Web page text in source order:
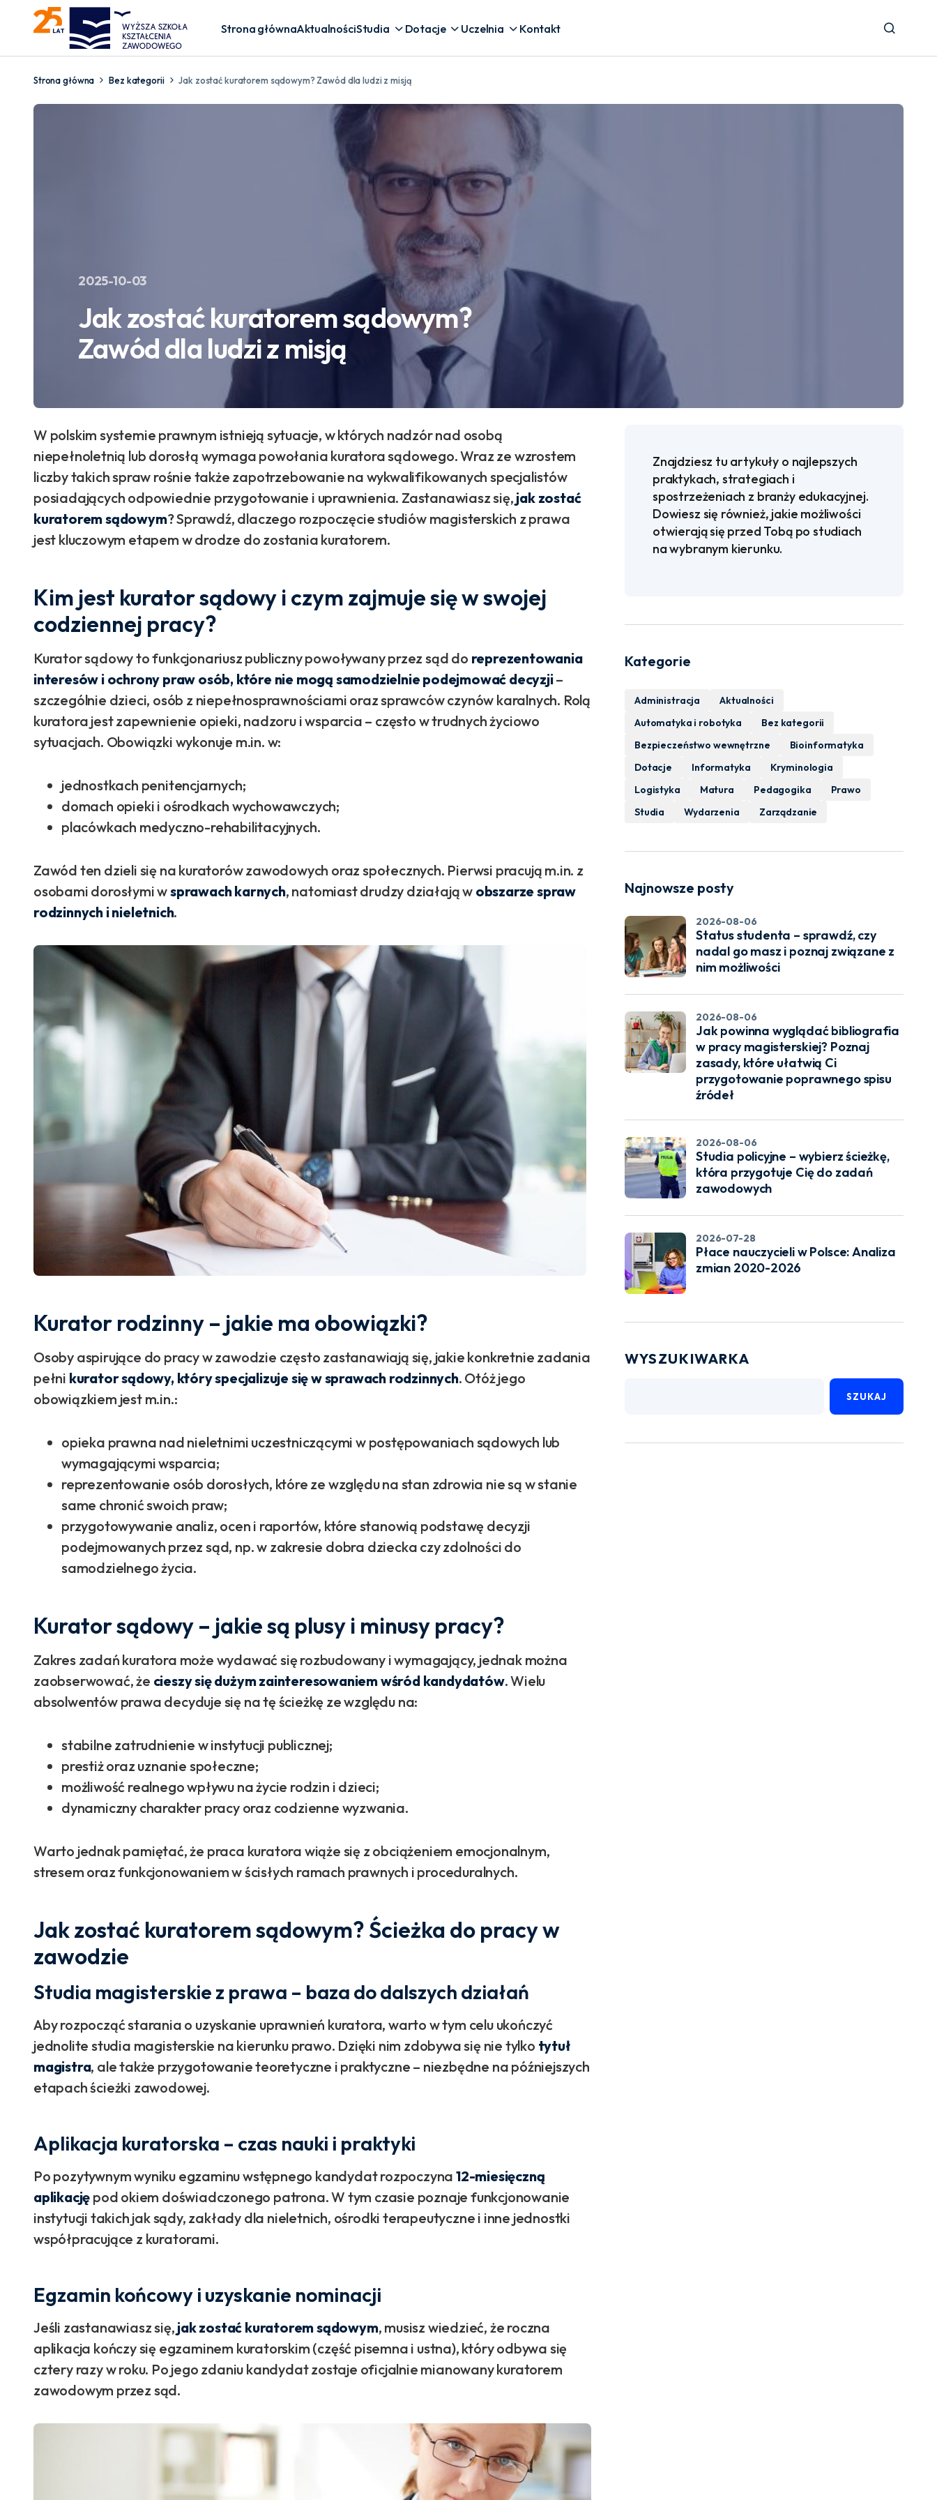
Strona głównaAktualnościStudia Dotacje Uczelnia Kontakt
Strona główna Bez kategorii Jak zostać kuratorem sądowym? Zawód dla ludzi z misją
2025-10-03
Jak zostać kuratorem sądowym?
Zawód dla ludzi z misją
W polskim systemie prawnym istnieją sytuacje, w których nadzór nad osobą
niepełnoletnią lub dorosłą wymaga powołania kuratora sądowego. Wraz ze wzrostem
liczby takich spraw rośnie także zapotrzebowanie na wykwalifikowanych specjalistów
posiadających odpowiednie przygotowanie i uprawnienia. Zastanawiasz się, jak zostać
kuratorem sądowym? Sprawdź, dlaczego rozpoczęcie studiów magisterskich z prawa
jest kluczowym etapem w drodze do zostania kuratorem.
Kim jest kurator sądowy i czym zajmuje się w swojej
codziennej pracy?
Kurator sądowy to funkcjonariusz publiczny powoływany przez sąd do reprezentowania
interesów i ochrony praw osób, które nie mogą samodzielnie podejmować decyzji–
szczególnie dzieci, osób z niepełnosprawnościami oraz sprawców czynów karalnych. Rolą
kuratora jest zapewnienie opieki, nadzoru i wsparcia – często w trudnych życiowo
sytuacjach. Obowiązki wykonuje m.in. w:
jednostkach penitencjarnych;
domach opieki i ośrodkach wychowawczych;
placówkach medyczno-rehabilitacyjnych.
Zawód ten dzieli się na kuratorów zawodowych oraz społecznych. Pierwsi pracują m.in. z
osobami dorosłymi wsprawach karnych, natomiast drudzy działają w obszarze spraw
rodzinnych i nieletnich.
Kurator rodzinny – jakie ma obowiązki?
Osoby aspirujące do pracy w zawodzie często zastanawiają się, jakie konkretnie zadania
pełni kurator sądowy, który specjalizuje się w sprawach rodzinnych. Otóż jego
obowiązkiem jest m.in.:
opieka prawna nad nieletnimi uczestniczącymi w postępowaniach sądowych lub
wymagającymi wsparcia;
reprezentowanie osób dorosłych, które ze względu na stan zdrowia nie są w stanie
same chronić swoich praw;
przygotowywanie analiz, ocen i raportów, które stanowią podstawę decyzji
podejmowanych przez sąd, np. w zakresie dobra dziecka czy zdolności do
samodzielnego życia.
Kurator sądowy – jakie są plusy i minusy pracy?
Zakres zadań kuratora może wydawać się rozbudowany i wymagający, jednak można
zaobserwować, że cieszy się dużym zainteresowaniem wśród kandydatów. Wielu
absolwentów prawa decyduje się na tę ścieżkę ze względu na:
stabilne zatrudnienie w instytucji publicznej;
prestiż oraz uznanie społeczne;
możliwość realnego wpływu na życie rodzin i dzieci;
dynamiczny charakter pracy oraz codzienne wyzwania.
Warto jednak pamiętać, że praca kuratora wiąże się z obciążeniem emocjonalnym,
stresem oraz funkcjonowaniem w ścisłych ramach prawnych i proceduralnych.
Jak zostać kuratorem sądowym? Ścieżka do pracy w
zawodzie
Studia magisterskie z prawa – baza do dalszych działań
Aby rozpocząć starania o uzyskanie uprawnień kuratora, warto w tym celu ukończyć
jednolite studia magisterskie na kierunku prawo. Dzięki nim zdobywa się nie tylko tytuł
magistra, ale także przygotowanie teoretyczne i praktyczne – niezbędne na późniejszych
etapach ścieżki zawodowej.
Aplikacja kuratorska – czas nauki i praktyki
Po pozytywnym wyniku egzaminu wstępnego kandydat rozpoczyna 12-miesięczną
aplikację pod okiem doświadczonego patrona. W tym czasie poznaje funkcjonowanie
instytucji takich jak sądy, zakłady dla nieletnich, ośrodki terapeutyczne i inne jednostki
współpracujące z kuratorami.
Egzamin końcowy i uzyskanie nominacji
Jeśli zastanawiasz się, jak zostać kuratorem sądowym, musisz wiedzieć, że roczna
aplikacja kończy się egzaminem kuratorskim (część pisemna i ustna), który odbywa się
cztery razy w roku. Po jego zdaniu kandydat zostaje oficjalnie mianowany kuratorem
zawodowym przez sąd.
Znajdziesz tu artykuły o najlepszych
praktykach, strategiach i
spostrzeżeniach z branży edukacyjnej.
Dowiesz się również, jakie możliwości
otwierają się przed Tobą po studiach
na wybranym kierunku.
Kategorie
Administracja
Aktualności
Automatyka i robotyka
Bez kategorii
Bezpieczeństwo wewnętrzne
Bioinformatyka
Dotacje
Informatyka
Kryminologia
Logistyka
Matura Pedagogika
Prawo
Studia
Wydarzenia Zarządzanie
Najnowsze posty
Status studenta – sprawdź, czy
nadal go masz i poznaj związane z
nim możliwości
2026-08-06
Jak powinna wyglądać bibliografia
w pracy magisterskiej? Poznaj
zasady, które ułatwią Ci
przygotowanie poprawnego spisu
źródeł
2026-08-06
Studia policyjne – wybierz ścieżkę,
która przygotuje Cię do zadań
zawodowych
2026-08-06
Płace nauczycieli w Polsce: Analiza
zmian 2020-2026
2026-07-28
WYSZUKIWARKA
SZUKAJ